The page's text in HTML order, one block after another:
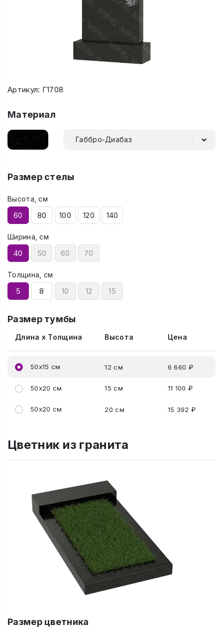
Артикул: Г1708
Материал
Габбро-Диабаз
Размер стелы
Высота, см
60 80 100 120 140
Ширина, см
40 50 60 70
Толщина, см
5 8 10 12 15
Размер тумбы
Длина x Толщина Высота Цена
50x15 см 12 см 6 660 ₽
50x20 см 15 см 11 100 ₽
50x20 см 20 см 15 392 ₽
Цветник из гранита
Размер цветника